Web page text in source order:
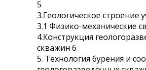
5
3.Геологическое строение
3.1 Физико-механические
4.Конструкция
скважин 6
5. Технология бурения и